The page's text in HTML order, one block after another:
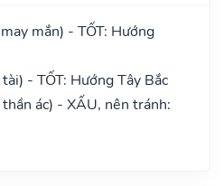
mắn) - TỐT: Hướng
- TỐT: Hướng Tây Bắc
ác) - XẤU, nên tránh: